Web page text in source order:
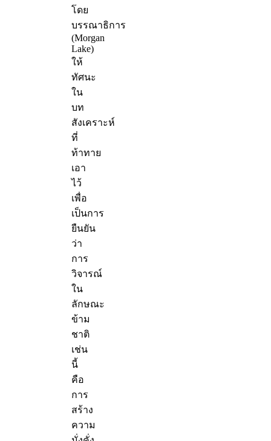
โดย
บรรณาธิการ
(Morgan
Lake)
ให้
ทัศนะ
ใน
บท
สังเคราะห์
ที่
ท้าทาย
เอา
ไว้
เพื่อ
เป็นการ
ยืนยัน
ว่า
การ
วิจารณ์
ใน
ลักษณะ
ข้าม
ชาติ
เช่น
นี้
คือ
การ
สร้าง
ความ